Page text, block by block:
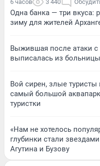
6 часов 3 440
Одна банка — три вкуса:
зиму для жителей
Выжившая после атаки с
выписалась из больницы
Вой сирен, злые туристы
самый большой
туристки
«Нам не хотелось
глубинки стали
Агутина и Бузову